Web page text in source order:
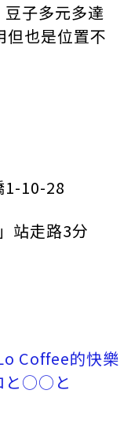
子多元多達
但也是位置不
1-10-28
站走路3分
Coffee的快樂
と○○と